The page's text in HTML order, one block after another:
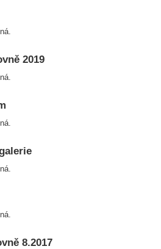
2019
8.2017